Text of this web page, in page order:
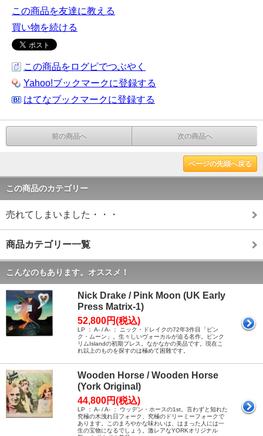
この商品を友達に教える
買い物を続ける
この商品をログピでつぶやく
Yahoo!ブックマークに登録する
はてなブックマークに登録する
前の商品へ 次の商品へ
ページの先頭へ戻る
この商品のカテゴリー
売れてしまいました・・・
商品カテゴリー一覧
こんなのもあります。オススメ！
Nick Drake / Pink Moon (UK Early
Press Matrix-1)
52,800円(税込)
LP ： A- / A- ： ニック・ドレイクの72年3作目「ピン
ク・ムーン」。生々しいヴォーカルが迫る名作。ピンク
リムIslandの初期プレス。なかなかの美品です。現在こ
れ以上のものを探すのは極めて困難です。
Wooden Horse / Wooden Horse
(York Original)
44,800円(税込)
LP ： A- / A- ： ウッデン・ホースの1st。言わずと知れた
究極の木洩れ日フォーク、究極のドリーミーフォークで
あります。このまろやかな味わいは、はまった人には一
生の宝物になるでしょう。激レアなYORKオリジナル